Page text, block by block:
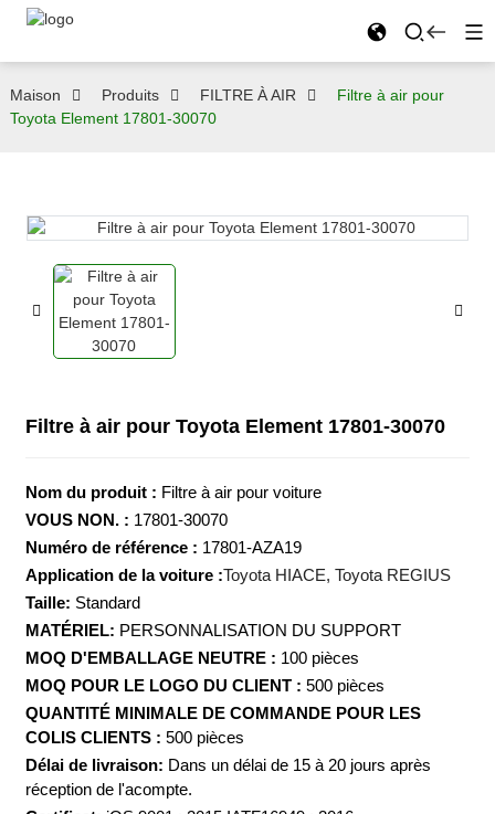
Maison Produits FILTRE À AIR
Filtre à air pour
Toyota Element 17801-30070
Filtre à air pour Toyota Element 17801-30070
Nom du produit : Filtre à air pour voiture
VOUS NON. : 17801-30070
Numéro de référence : 17801-AZA19
Application de la voiture :Toyota HIACE, Toyota REGIUS
Taille: Standard
MATÉRIEL: PERSONNALISATION DU SUPPORT
MOQ D'EMBALLAGE NEUTRE : 100 pièces
MOQ POUR LE LOGO DU CLIENT : 500 pièces
QUANTITÉ MINIMALE DE COMMANDE POUR LES
COLIS CLIENTS : 500 pièces
Délai de livraison: Dans un délai de 15 à 20 jours après
réception de l'acompte.